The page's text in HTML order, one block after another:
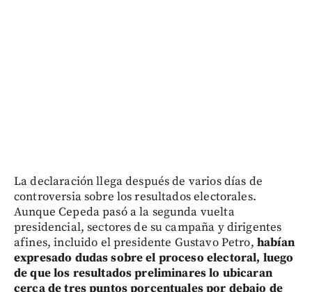
La declaración llega después de varios días de
controversia sobre los resultados electorales.
Aunque Cepeda pasó a la segunda vuelta
presidencial, sectores de su campaña y dirigentes
afines, incluido el presidente Gustavo Petro, habían
expresado dudas sobre el proceso electoral, luego
de que los resultados preliminares lo ubicaran
cerca de tres puntos porcentuales por debajo de